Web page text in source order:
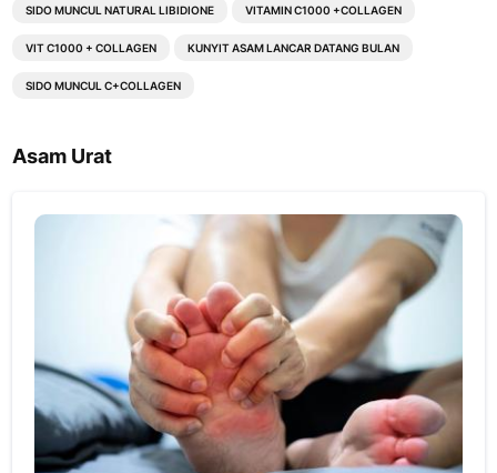
SIDO MUNCUL NATURAL LIBIDIONE VITAMIN C1000 +COLLAGEN
VIT C1000 + COLLAGEN KUNYIT ASAM LANCAR DATANG BULAN
SIDO MUNCUL C+COLLAGEN
Asam Urat